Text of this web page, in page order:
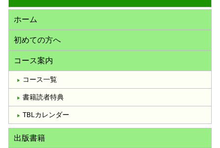
ホーム
初めての方へ
コース案内
コース一覧
書籍読者特典
TBLカレンダー
出版書籍